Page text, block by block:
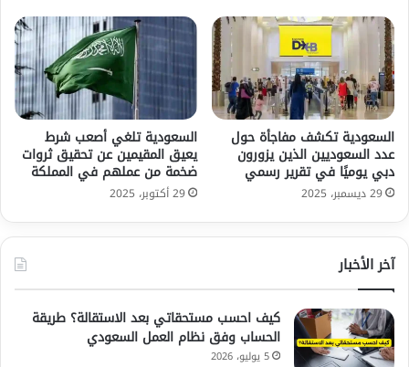
السعودية تكشف مفاجأة حول
عدد السعوديين الذين يزورون
دبي يوميًا في تقرير رسمي
29 ديسمبر، 2025
السعودية تلغي أصعب شرط
يعيق المقيمين عن تحقيق ثروات
ضخمة من عملهم في المملكة
29 أكتوبر، 2025
آخر الأخبار
كيف احسب مستحقاتي بعد الاستقالة؟ طريقة
الحساب وفق نظام العمل السعودي
5 يوليو، 2026